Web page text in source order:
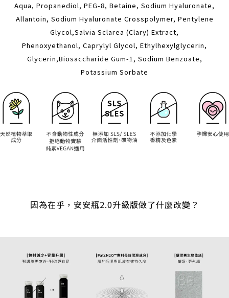
Aqua, Propanediol, PEG-8, Betaine, Sodium Hyaluronate,
Allantoin, Sodium Hyaluronate Crosspolymer, Pentylene
Glycol,Salvia Sclarea (Clary) Extract,
Phenoxyethanol, Caprylyl Glycol, Ethylhexylglycerin,
Glycerin,Biosaccharide Gum-1, Sodium Benzoate,
Potassium Sorbate
因為在乎，安安瓶2.0升級版做了什麼改變？